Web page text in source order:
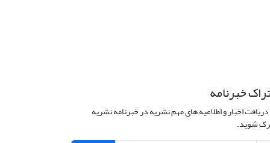
خبرنامه
اخبار و اطلاعیه های مهم نشریه در خبرنامه نشریه
شوید.